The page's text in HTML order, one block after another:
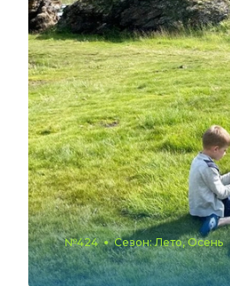
№424 Сезон: Лето, Осень